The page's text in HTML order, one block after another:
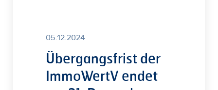
05.12.2024
Übergangsfrist der
ImmoWertV endet